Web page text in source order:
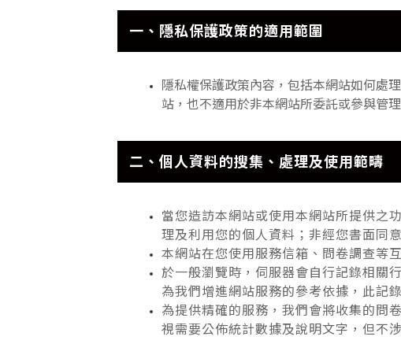
一、隱私保護政策的適用範圍
隱私權保護政策內容，包括本網站如何處
站，也不適用於非本網站所委託或參與管
二、個人資料的搜集、處理及使用範疇
當您造訪本網站或使用本網站所提供之
理及利用您的個人資料；非經您書面同
本網站在您使用服務信箱、問卷調查等
於一般瀏覽時，伺服器會自行記錄相關
為我們增進網站服務的參考依據，此記
為提供精確的服務，我們會將收集的問
視需要公佈統計數據及說明文字，但不